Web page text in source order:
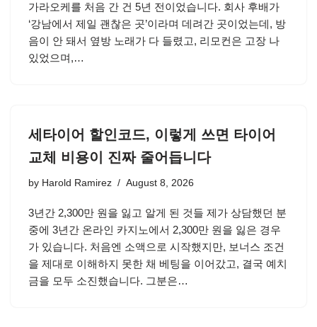
가라오케를 처음 간 건 5년 전이었습니다. 회사 후배가
‘강남에서 제일 괜찮은 곳’이라며 데려간 곳이었는데, 방
음이 안 돼서 옆방 노래가 다 들렸고, 리모컨은 고장 나
있었으며,…
세타이어 할인코드, 이렇게 쓰면 타이어
교체 비용이 진짜 줄어듭니다
by Harold Ramirez August 8, 2026
3년간 2,300만 원을 잃고 알게 된 것들 제가 상담했던 분
중에 3년간 온라인 카지노에서 2,300만 원을 잃은 경우
가 있습니다. 처음엔 소액으로 시작했지만, 보너스 조건
을 제대로 이해하지 못한 채 베팅을 이어갔고, 결국 예치
금을 모두 소진했습니다. 그분은…